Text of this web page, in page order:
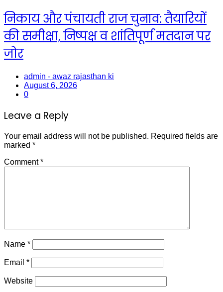
निकाय और पंचायती राज चुनाव: तैयारियों
की समीक्षा, निष्पक्ष व शांतिपूर्ण मतदान पर
जोर
admin - awaz rajasthan ki
August 6, 2026
0
Leave a Reply
Your email address will not be published. Required fields are
marked *
Comment*
Name *
Email *
Website